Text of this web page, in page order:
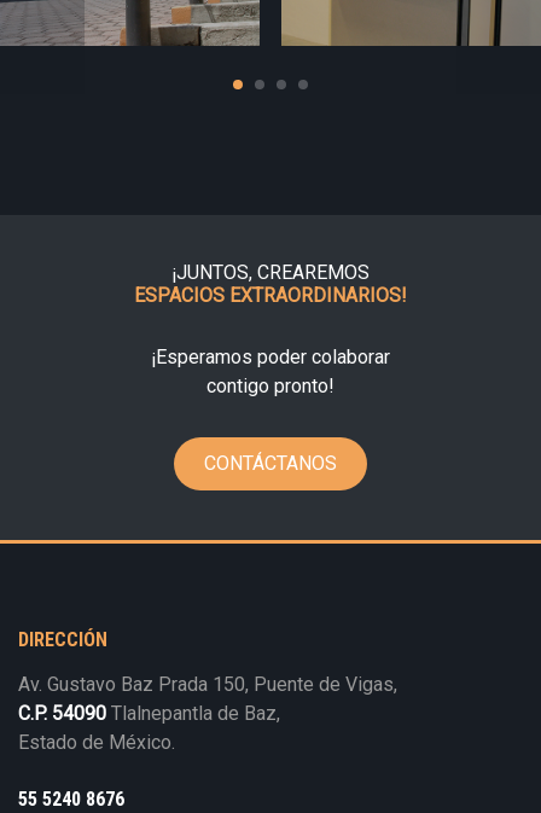
¡JUNTOS, CREAREMOS
ESPACIOS EXTRAORDINARIOS!
¡Esperamos poder colaborar
contigo pronto!
CONTÁCTANOS
DIRECCIÓN
Av. Gustavo Baz Prada 150, Puente de Vigas,
C.P. 54090 Tlalnepantla de Baz,
Estado de México.
55 5240 8676